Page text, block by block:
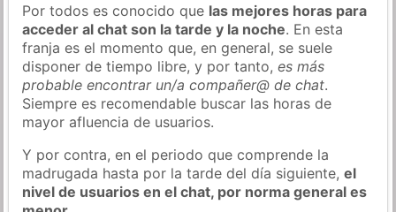
Por todos es conocido que las mejores horas para
acceder al chat son la tarde y la noche. En esta
franja es el momento que, en general, se suele
disponer de tiempo libre, y por tanto,es más
probable encontrar un/a compañer@ de chat.
Siempre es recomendable buscar las horas de
mayor afluencia de usuarios.
Y por contra, en el periodo que comprende la
madrugada hasta por la tarde del día siguiente,el
nivel de usuarios en el chat, por norma general es